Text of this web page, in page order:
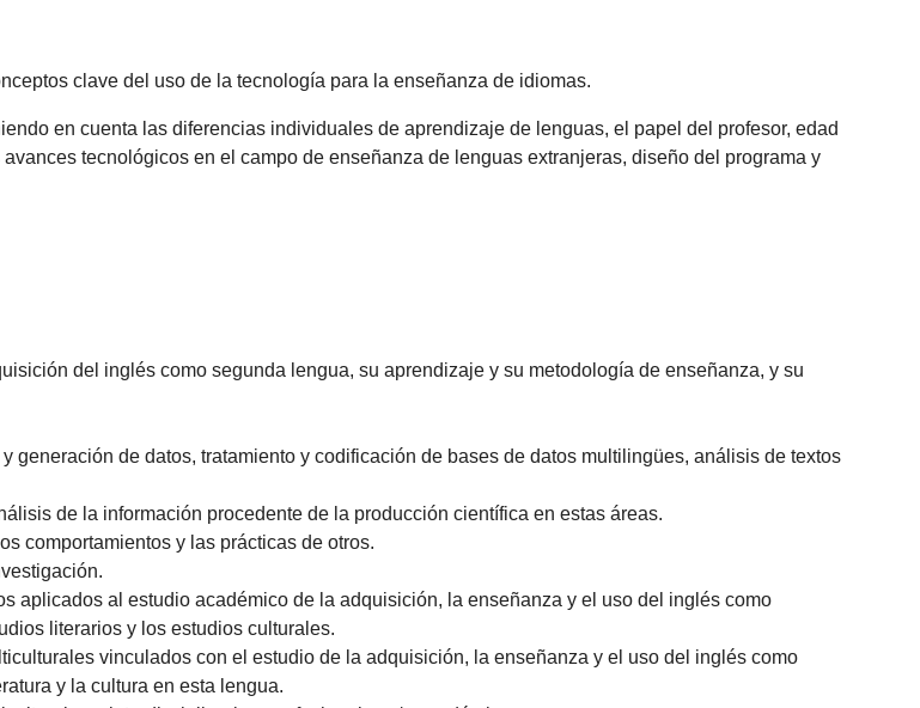
clave del uso de la tecnología para la enseñanza de idiomas.
en cuenta las diferencias individuales de aprendizaje de lenguas, el papel del profesor, edad
tecnológicos en el campo de enseñanza de lenguas extranjeras, diseño del programa y
del inglés como segunda lengua, su aprendizaje y su metodología de enseñanza, y su
de datos, tratamiento y codificación de bases de datos multilingües, análisis de textos
de la información procedente de la producción científica en estas áreas.
comportamientos y las prácticas de otros.
aplicados al estudio académico de la adquisición, la enseñanza y el uso del inglés como
literarios y los estudios culturales.
vinculados con el estudio de la adquisición, la enseñanza y el uso del inglés como
y la cultura en esta lengua.